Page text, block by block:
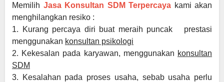
Memilih Jasa Konsultan SDM Terpercaya kami akan
menghilangkan resiko :
1. Kurang percaya diri buat meraih puncak prestasi
menggunakan konsultan psikologi
2. Kekesalan pada karyawan, menggunakan konsultan
SDM
3. Kesalahan pada proses usaha, sebab usaha perlu